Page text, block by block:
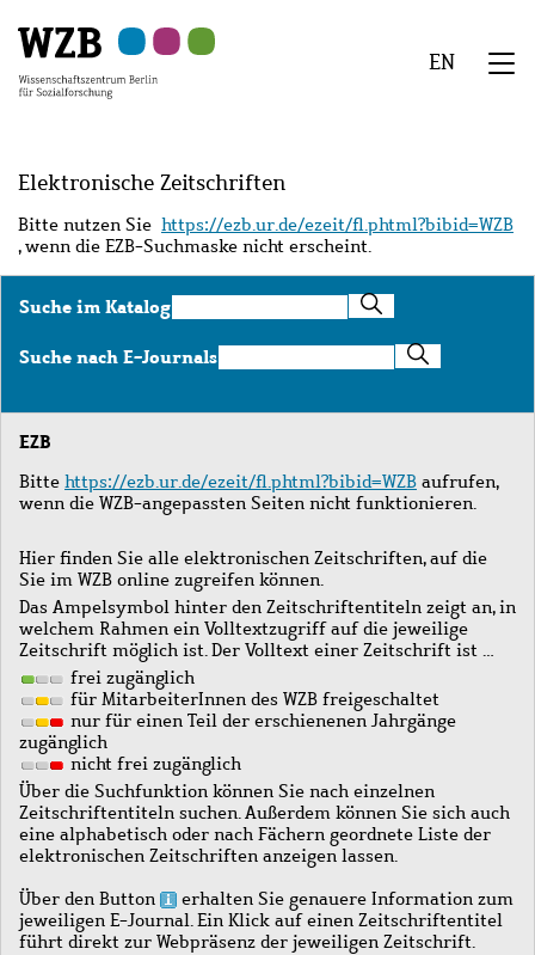
Hauptinhalt
springen
Navigation
springen
Suche
springen
Sekundärnavigation
springen
Fußzeile
springen
EN
Elektronische Zeitschriften
Bitte nutzen Sie https://ezb.ur.de/ezeit/fl.phtml?bibid=WZB
, wenn die EZB-Suchmaske nicht erscheint.
Suche im KatalogSuche
im
Katalog
Suche nach E-JournalsSuche
nach
Journals
EZB
Bitte https://ezb.ur.de/ezeit/fl.phtml?bibid=WZB aufrufen,
wenn die WZB-angepassten Seiten nicht funktionieren.
Hier finden Sie alle elektronischen Zeitschriften, auf die
Sie im WZB online zugreifen können.
Das Ampelsymbol hinter den Zeitschriftentiteln zeigt an, in
welchem Rahmen ein Volltextzugriff auf die jeweilige
Zeitschrift möglich ist. Der Volltext einer Zeitschrift ist …
frei zugänglich
für MitarbeiterInnen des WZB freigeschaltet
nur für einen Teil der erschienenen Jahrgänge
zugänglich
nicht frei zugänglich
Über die Suchfunktion können Sie nach einzelnen
Zeitschriftentiteln suchen. Außerdem können Sie sich auch
eine alphabetisch oder nach Fächern geordnete Liste der
elektronischen Zeitschriften anzeigen lassen.
Über den Button
erhalten Sie genauere Information zum
jeweiligen E-Journal. Ein Klick auf einen Zeitschriftentitel
führt direkt zur Webpräsenz der jeweiligen Zeitschrift.